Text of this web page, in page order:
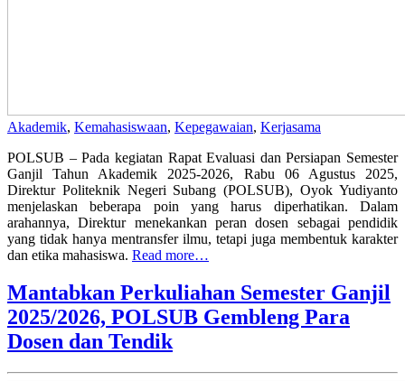
Akademik, Kemahasiswaan, Kepegawaian, Kerjasama
POLSUB – Pada kegiatan Rapat Evaluasi dan Persiapan Semester
Ganjil Tahun Akademik 2025-2026, Rabu 06 Agustus 2025,
Direktur Politeknik Negeri Subang (POLSUB), Oyok Yudiyanto
menjelaskan beberapa poin yang harus diperhatikan. Dalam
arahannya, Direktur menekankan peran dosen sebagai pendidik
yang tidak hanya mentransfer ilmu, tetapi juga membentuk karakter
dan etika mahasiswa. Read more…
Mantabkan Perkuliahan Semester Ganjil
2025/2026, POLSUB Gembleng Para
Dosen dan Tendik